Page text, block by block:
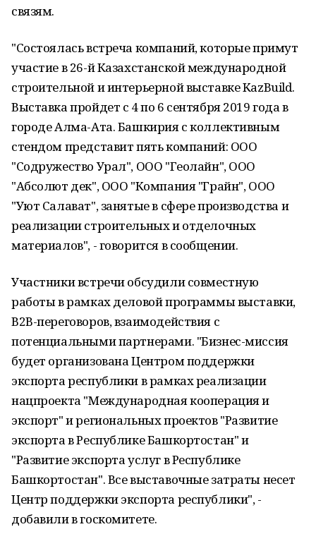
связям.
"Состоялась встреча компаний, которые примут
участие в 26-й Казахстанской международной
строительной и интерьерной выставке KazBuild.
Выставка пройдет с 4 по 6 сентября 2019 года в
городе Алма-Ата. Башкирия с коллективным
стендом представит пять компаний: ООО
"Содружество Урал", ООО "Геолайн", ООО
"Абсолют дек", ООО "Компания "Грайн", ООО
"Уют Салават", занятые в сфере производства и
реализации строительных и отделочных
материалов", - говорится в сообщении.
Участники встречи обсудили совместную
работы в рамках деловой программы выставки,
В2В-переговоров, взаимодействия с
потенциальными партнерами. "Бизнес-миссия
будет организована Центром поддержки
экспорта республики в рамках реализации
нацпроекта "Международная кооперация и
экспорт" и региональных проектов "Развитие
экспорта в Республике Башкортостан" и
"Развитие экспорта услуг в Республике
Башкортостан". Все выставочные затраты несет
Центр поддержки экспорта республики", -
добавили в госкомитете.